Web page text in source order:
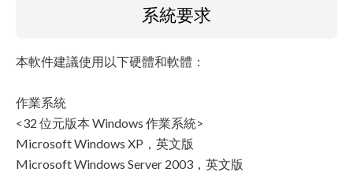
系統要求
本軟件建議使用以下硬體和軟體：
作業系統
<32 位元版本 Windows 作業系統>
Microsoft Windows XP，英文版
Microsoft Windows Server 2003，英文版